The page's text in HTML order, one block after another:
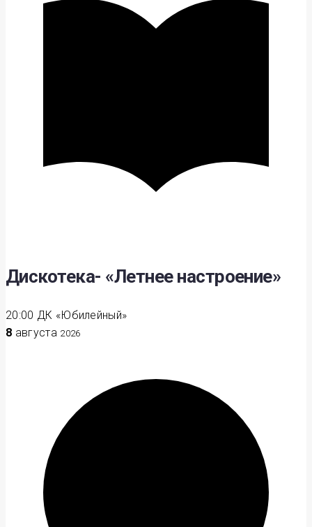
Дискотека- «Летнее настроение»
20:00 ДК «Юбилейный»
8 августа 2026